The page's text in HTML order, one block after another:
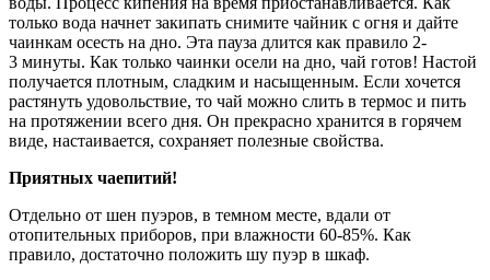
только вода начнет закипать снимите чайник с огня и дайте
чаинкам осесть на дно. Эта пауза длится как правило 2-
3 минуты. Как только чаинки осели на дно, чай готов! Настой
получается плотным, сладким и насыщенным. Если хочется
растянуть удовольствие, то чай можно слить в термос и пить
на протяжении всего дня. Он прекрасно хранится в горячем
виде, настаивается, сохраняет полезные свойства.
Приятных чаепитий!
Отдельно от шен пуэров, в темном месте, вдали от
отопительных приборов, при влажности 60-85%. Как
правило, достаточно положить шу пуэр в шкаф.